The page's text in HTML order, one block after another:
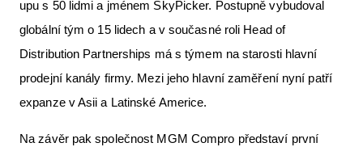
upu s 50 lidmi a jménem SkyPicker. Postupně vybudoval
globální tým o 15 lidech a v současné roli Head of
Distribution Partnerships má s týmem na starosti hlavní
prodejní kanály firmy. Mezi jeho hlavní zaměření nyní patří
expanze v Asii a Latinské Americe.
Na závěr pak společnost MGM Compro představí první